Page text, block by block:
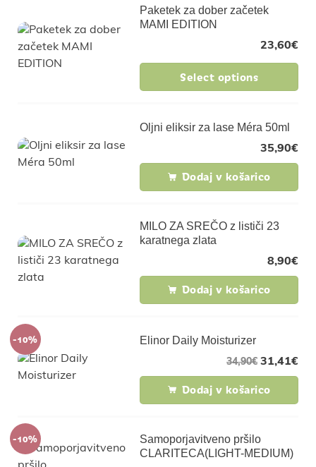
Paketek za dober začetek
MAMI EDITION
23,60€
Select options
Oljni eliksir za lase Méra 50ml
35,90€
Dodaj v košarico
MILO ZA SREČO z lističi 23
karatnega zlata
8,90€
Dodaj v košarico
-10% Elinor Daily Moisturizer
31,41€
34,90€
Dodaj v košarico
-10%
Samoporjavitveno pršilo
CLARITECA(LIGHT-MEDIUM)